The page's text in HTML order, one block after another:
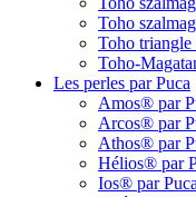
Toho
Toho triangle
Toho-
Les perles par Puca
Amos® par
Arcos® par
Athos® par
Hélios® par
Ios® par